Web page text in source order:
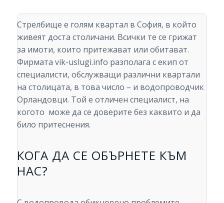
Стрелбище е голям квартал в София, в който
живеят доста столичани. Всички те се грижат
за имоти, които притежават или обитават.
Фирмата vik-uslugi.info разполага с екип от
специалисти, обслужващи различни квартали
на столицата, в това число – и водопроводчик
Орландовци. Той е отличен специалист, на
когото може да се доверите без каквито и да
било притеснения.
КОГА ДА СЕ ОБЪРНЕТЕ КЪМ
НАС?